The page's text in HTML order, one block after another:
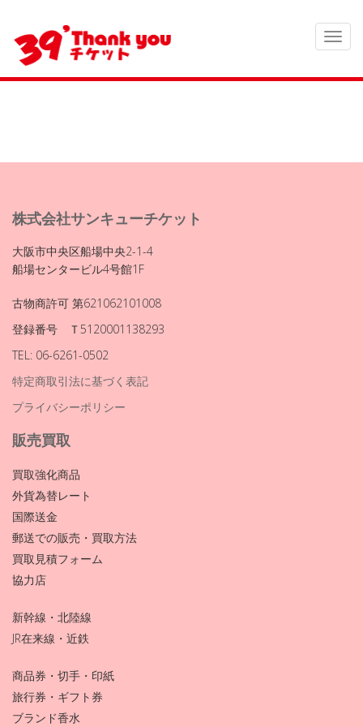
株式会社サンキューチケット
大阪市中央区船場中央2-1-4
船場センタービル4号館1F
古物商許可 第621062101008
登録番号 Ｔ5120001138293
TEL: 06-6261-0502
特定商取引法に基づく表記
プライバシーポリシー
販売買取
買取強化商品
外貨為替レート
国際送金
郵送での販売・買取方法
買取見積フォーム
協力店
新幹線・北陸線
JR在来線・近鉄
商品券・切手・印紙
旅行券・ギフト券
ブランド香水